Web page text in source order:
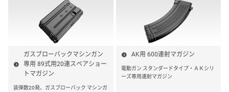
ガスブローバックマシンガン
専用 89式用20連スペアショー
トマガジン
装弾数20発、ガスブローバック マシンガ
AK用 600連射マガジン
電動ガン スタンダードタイプ・ＡＫシリ
ーズ専用連射マガジン